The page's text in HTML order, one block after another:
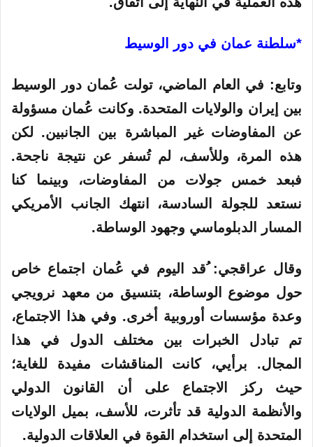
*سلطنة عمان في دور الوسيط
وتابع: في العام الماضي، تولت عُمان دور الوسيط
بين إيران والولايات المتحدة. وكانت عُمان مسؤولة
عن المفاوضات غير المباشرة بين الجانبين. لكن
هذه المرة، وللأسف، لم تُسفر عن نتيجة ناجحة.
فبعد خمس جولات من المفاوضات، وبينما كنا
نستعد للجولة السادسة، انتهك الجانب الأمريكي
المسار الدبلوماسي وجهود الوساطة.
وقال عراقجي: ُقد اليوم في عُمان اجتماع خاص
حول موضوع الوساطة، بتنسيق من معهد نرويجي
وعدة مؤسسات أوروبية أخرى. وفي هذا الاجتماع،
تم تبادل الخبرات بين مختلف الدول في هذا
المجال. برأيي، كانت المناقشات مفيدة للغاية؛
حيث ركز الاجتماع على أن القانون الدولي
والأنظمة الدولية قد تأثرت، للأسف، بميل الولايات
المتحدة إلى استخدام القوة في العلاقات الدولية.